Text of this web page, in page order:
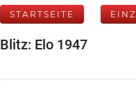
STARTSEITE
Blitz: Elo 1947